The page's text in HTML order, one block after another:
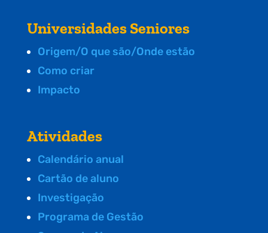
Universidades Seniores
Origem/O que são/Onde estão
Como criar
Impacto
Atividades
Calendário anual
Cartão de aluno
Investigação
Programa de Gestão